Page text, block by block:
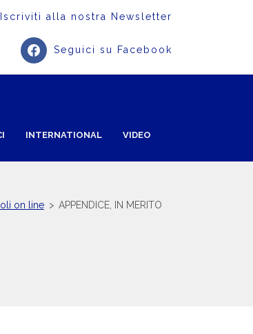
Iscriviti alla nostra Newsletter
Seguici su Facebook
INTERNATIONAL VIDEO
on line > APPENDICE, IN MERITO